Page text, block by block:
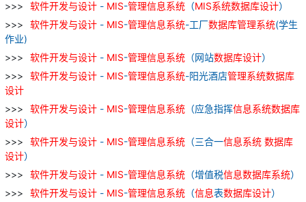
软件开发与设计 - MIS-管理信息系统 （MIS系统数据库设计）
软件开发与设计 - MIS-管理信息系统-工厂数据库管理系统(学生
作业)
软件开发与设计 - MIS-管理信息系统 （网站数据库设计）
软件开发与设计 - MIS-管理信息系统-阳光酒店管理系统数据库
设计
软件开发与设计 - MIS-管理信息系统 （应急指挥信息系统数据库
设计）
软件开发与设计 - MIS-管理信息系统 （三合一信息系统 数据库
设计）
软件开发与设计 - MIS-管理信息系统 （增值税信息数据库系统）
软件开发与设计 - MIS-管理信息系统 （信息表数据库设计）